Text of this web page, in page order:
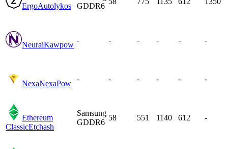
ErgoAutolykos
GDDR6
NeuraiKawpow
- - - - - -
NexaNexaPow
- - - - - -
Ethereum
ClassicEtchash
Samsung
GDDR6
58 551 1140 612 -